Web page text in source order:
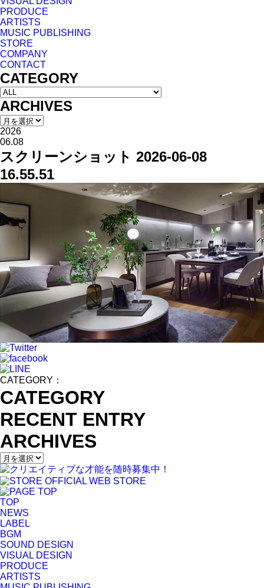
PRODUCE
ARTISTS
MUSIC PUBLISHING
STORE
COMPANY
CONTACT
CATEGORY
ARCHIVES
2026
06.08
スクリーンショット 2026-06-08
16.55.51
CATEGORY：
CATEGORY
RECENT ENTRY
ARCHIVES
TOP
NEWS
LABEL
BGM
SOUND DESIGN
VISUAL DESIGN
PRODUCE
ARTISTS